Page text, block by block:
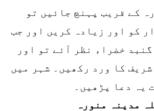
کے قریب پہنچ جائیں تو
کو اور زیادہ کریں اور جب
خضراء نظر آئے تو اور
کا ورد رکھیں۔ شہر میں
یہ دعا پڑھیں۔
مدینہ منورہ